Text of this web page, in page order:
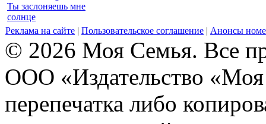
Ты заслоняешь мне
солнце
Реклама на сайте | Пользовательское соглашение | Анонсы
© 2026 Моя Семья. Все
ООО «Издательство
перепечатка либо